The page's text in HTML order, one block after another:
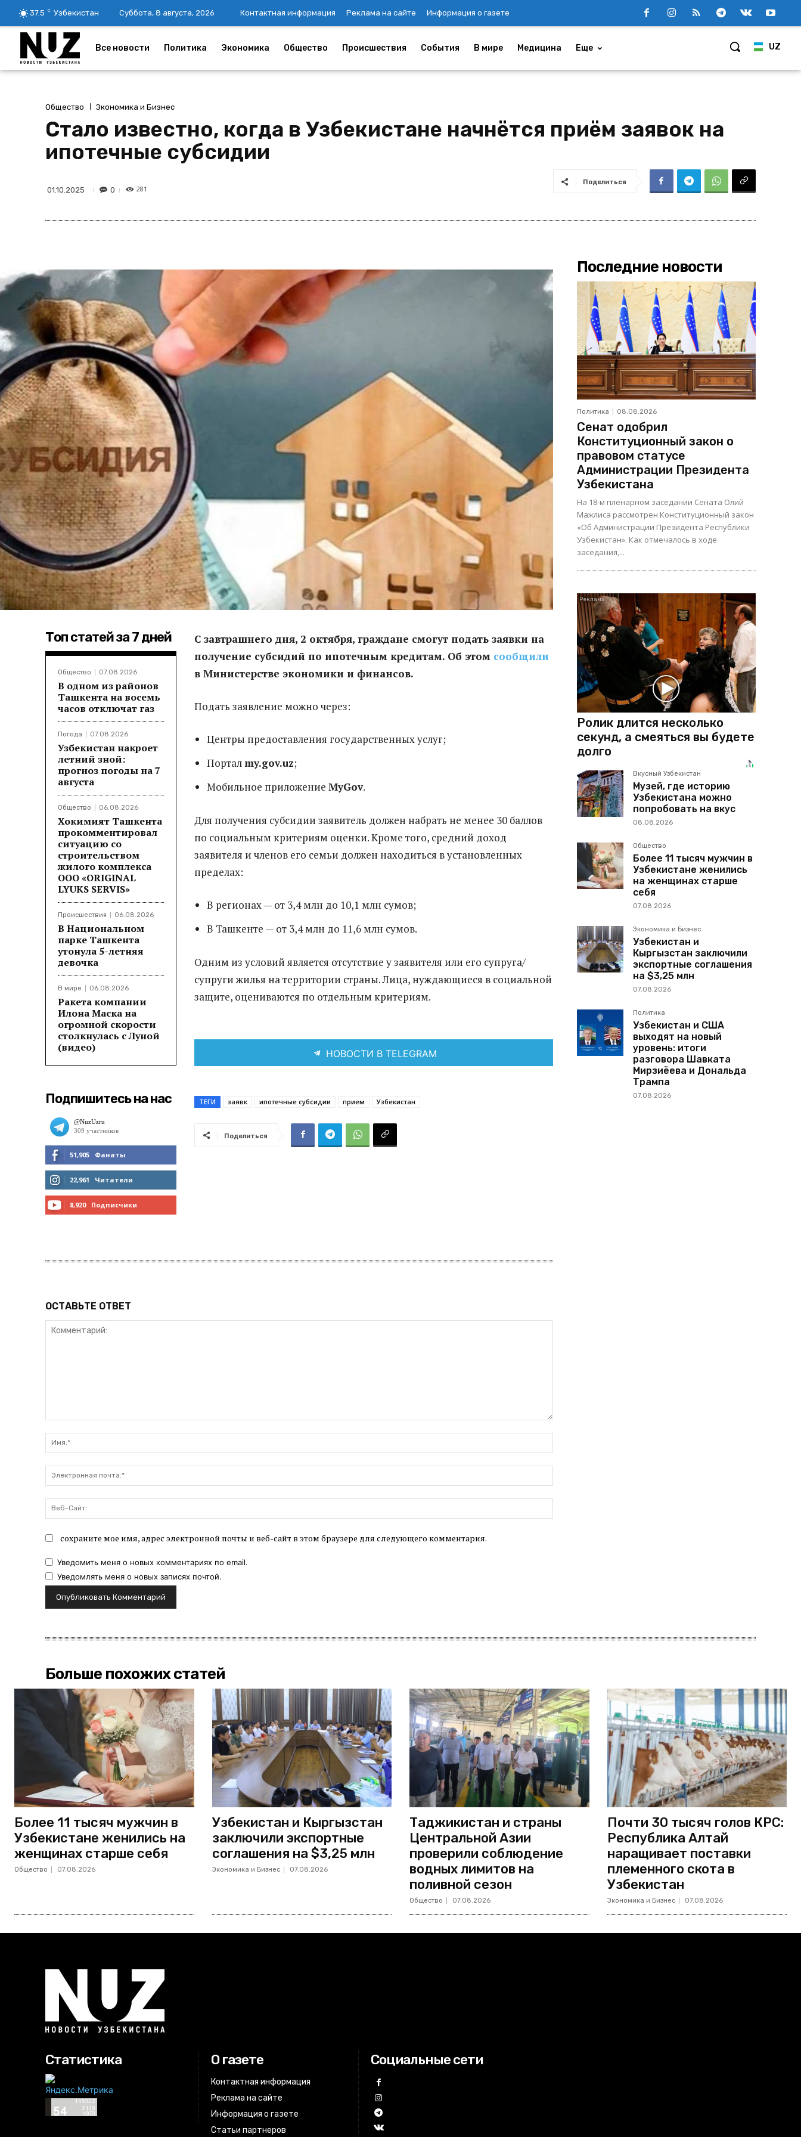
37.5 C Узбекистан Суббота, 8 августа, 2026 Контактная информация Реклама на сайте Информация о газете
UZ
Все новости Политика Экономика Общество Происшествия События В мире Медицина Еще
Общество Экономика и Бизнес
Стало известно, когда в Узбекистане начнётся приём заявок на
ипотечные субсидии
01.10.2025 0 281
Поделиться
Топ статей за 7 дней
Общество 07.08.2026
В одном из районов
Ташкента на восемь
часов отключат газ
Погода 07.08.2026
Узбекистан накроет
летний зной:
прогноз погоды на 7
августа
Общество 06.08.2026
Хокимият Ташкента
прокомментировал
ситуацию со
строительством
жилого комплекса
ООО «ORIGINAL
LYUKS SERVIS»
Происшествия 06.08.2026
В Национальном
парке Ташкента
утонула 5-летняя
девочка
В мире 06.08.2026
Ракета компании
Илона Маска на
огромной скорости
столкнулась с Луной
(видео)
Подпишитесь на нас
51,905 Фанаты
МНЕ НРАВИТСЯ
22,961 Читатели
8,920 Подписчики
С завтрашнего дня, 2 октября, граждане смогут подать заявки на
получение субсидий по ипотечным кредитам. Об этом сообщили
в Министерстве экономики и финансов.
Подать заявление можно через:
Центры предоставления государственных услуг;
Портал my.gov.uz;
Мобильное приложение MyGov.
Для получения субсидии заявитель должен набрать не менее 30 баллов
по социальным критериям оценки. Кроме того, средний доход
заявителя и членов его семьи должен находиться в установленных
пределах:
В регионах — от 3,4 млн до 10,1 млн сумов;
В Ташкенте — от 3,4 млн до 11,6 млн сумов.
Одним из условий является отсутствие у заявителя или его супруга/
супруги жилья на территории страны. Лица, нуждающиеся в социальной
защите, оцениваются по отдельным критериям.
НОВОСТИ В TELEGRAM
ТЕГИ заявк ипотечные субсидии прием Узбекистан
Поделиться
ОСТАВЬТЕ ОТВЕТ
почта:*
Сайт:
сохраните мое имя, адрес электронной почты и веб-сайт в этом браузере для следующего комментария.
Уведомить меня о новых комментариях по email.
Уведомлять меня о новых записях почтой.
Последние новости
Политика 08.08.2026
Сенат одобрил
Конституционный закон о
правовом статусе
Администрации Президента
Узбекистана
На 18-м пленарном заседании Сената Олий
Мажлиса рассмотрен Конституционный закон
«Об Администрации Президента Республики
Узбекистан». Как отмечалось в ходе
заседания,...
Ролик длится несколько
секунд, а смеяться вы будете
долго
Вкусный Узбекистан
Музей, где историю
Узбекистана можно
попробовать на вкус
08.08.2026
Общество
Более 11 тысяч мужчин в
Узбекистане женились
на женщинах старше
себя
07.08.2026
Экономика и Бизнес
Узбекистан и
Кыргызстан заключили
экспортные соглашения
на $3,25 млн
07.08.2026
Политика
Узбекистан и США
выходят на новый
уровень: итоги
разговора Шавката
Мирзиёева и Дональда
Трампа
07.08.2026
Больше похожих статей
Более 11 тысяч мужчин в
Узбекистане женились на
женщинах старше себя
Общество 07.08.2026
Узбекистан и Кыргызстан
заключили экспортные
соглашения на $3,25 млн
Экономика и Бизнес 07.08.2026
Таджикистан и страны
Центральной Азии
проверили соблюдение
водных лимитов на
поливной сезон
Общество 07.08.2026
Почти 30 тысяч голов КРС:
Республика Алтай
наращивает поставки
племенного скота в
Узбекистан
Экономика и Бизнес 07.08.2026
Статистика О газете
Контактная информация
Реклама на сайте
Информация о газете
Статьи партнеров
Социальные сети